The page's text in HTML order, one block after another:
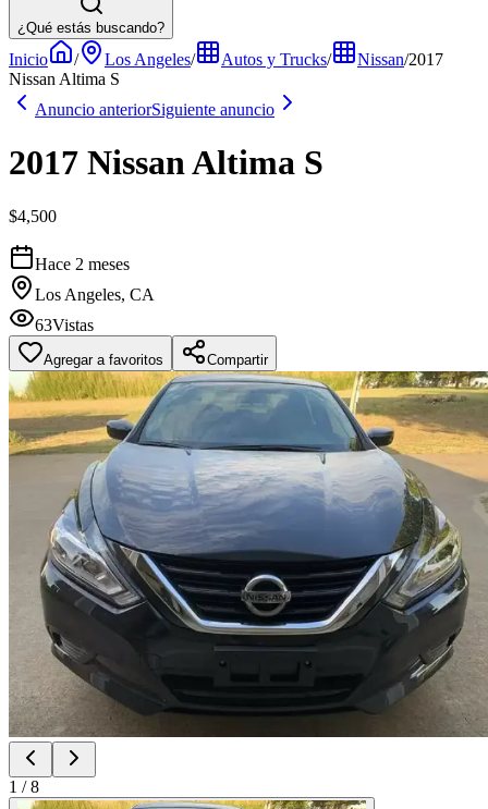
¿Qué estás buscando?
Inicio / Los Angeles/ Autos y Trucks/ Nissan/2017
Nissan Altima S
Anuncio anteriorSiguiente anuncio
2017 Nissan Altima S
$4,500
Hace 2 meses
Los Angeles, CA
63Vistas
Agregar a favoritos Compartir
1 /8